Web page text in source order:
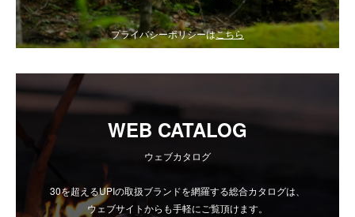
プライバシーポリシーはこちら
WEB CATALOG
ウェブカタログ
30を超えるUPIの取扱ブランドを網羅する総合カタログは、
ウェブサイトからも手軽にご覧頂けます。